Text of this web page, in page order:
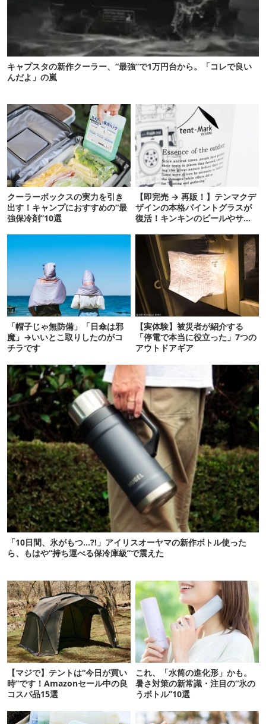
キャプスタの新作クーラー、“最強”で1万円台から。「コレで良い
んだよ」の嵐
クーラーボックスの実力を引き
出す！キャンプにおすすめの“最
強保冷剤”10選
【即完売 → 再販！】テンマクデ
ザインの本格パイントグラスが
復活！キンキンのビールやサワ
「帽子じゃ無防備」「日傘は邪
魔」→いいとこ取りしたのがコ
チラです
【実体験】被災者が紹介する
「停電で本当に役立った」7つの
アウトドアギア
「10日間、氷がもつ…?!」アイリスオーヤマの新作ボトル使った
ら、もはや“持ち運べる保冷庫級”で震えた
【マジで】テントは“今日が買い
時”です！Amazonセール中の良
コスパ品15選
これ、「水筒の進化形」かも。
暑さ対策の新常識・注目の“氷の
うボトル”10選